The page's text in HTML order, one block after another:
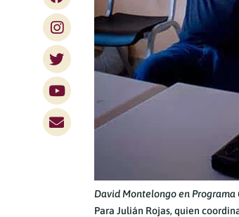
David Montelongo en Programa
Para Julián Rojas, quien